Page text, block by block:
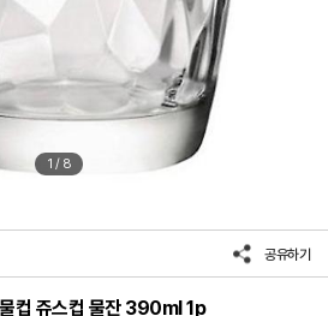
1 / 8
공유하기
컵 쥬스컵 물잔 390ml 1p